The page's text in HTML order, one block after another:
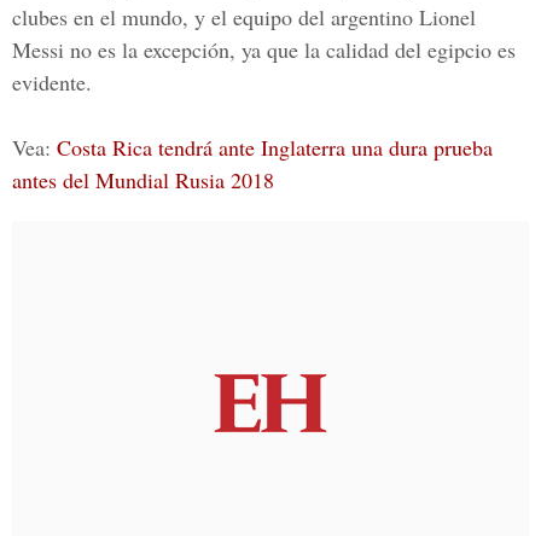
clubes en el mundo, y el equipo del argentino Lionel
Messi no es la excepción, ya que la calidad del egipcio es
evidente.
Vea: Costa Rica tendrá ante Inglaterra una dura prueba
antes del Mundial Rusia 2018